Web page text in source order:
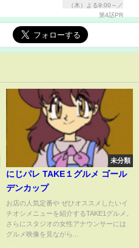
未分類
にじパレ TAKE１グルメ ゴール
デンカップ
お店の人気定番や ぜひオススメしたいイ
チオシメニューを紹介するTAKE1グルメ。
さらにスタジオの女性アナウンサーには
グルメ映像を見ながら...